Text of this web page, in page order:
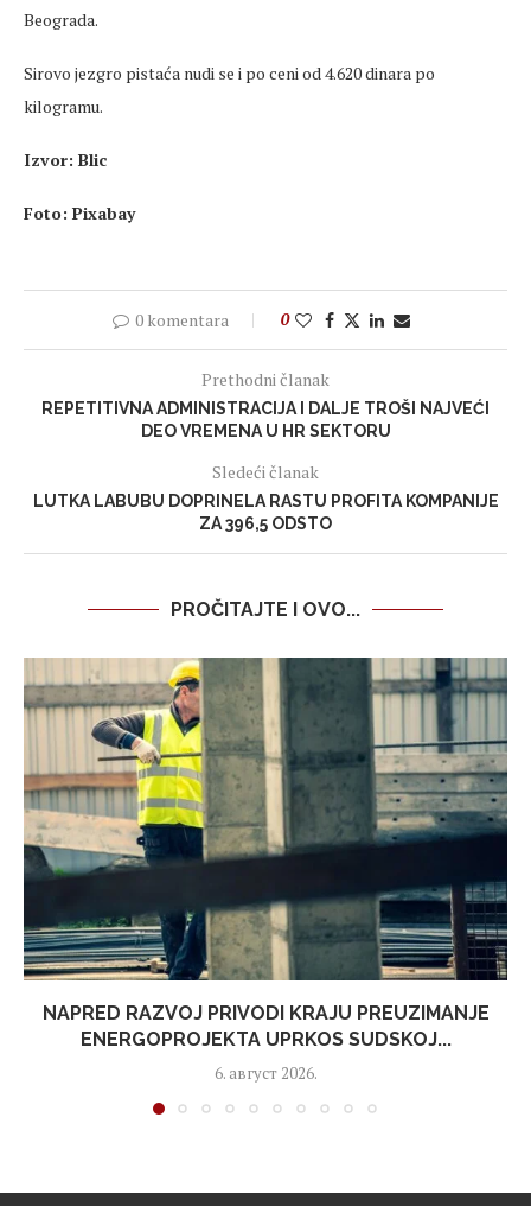
Beograda.
Sirovo jezgro pistaća nudi se i po ceniod 4.620 dinara po
kilogramu.
Izvor: Blic
Foto: Pixabay
0 komentara 0
Prethodni članak
REPETITIVNA ADMINISTRACIJA I DALJE TROŠI NAJVEĆI
DEO VREMENA U HR SEKTORU
Sledeći članak
LUTKA LABUBU DOPRINELA RASTU PROFITA KOMPANIJE
ZA 396,5 ODSTO
PROČITAJTE I OVO...
NAPRED RAZVOJ PRIVODI KRAJU PREUZIMANJE
ENERGOPROJEKTA UPRKOS SUDSKOJ...
6. август 2026.